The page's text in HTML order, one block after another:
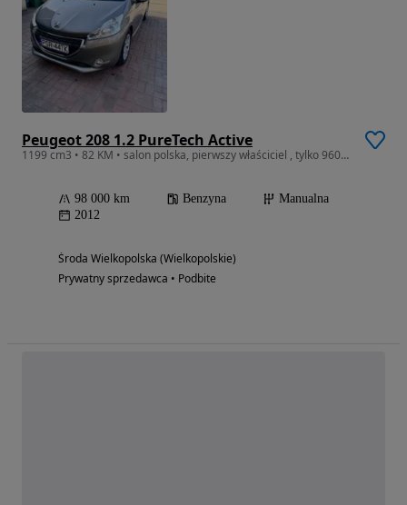
Peugeot 208 1.2 PureTech Active
1199 cm3 • 82 KM • salon polska, pierwszy właściciel , tylko 96000 km
98 000 km Benzyna
Manualna
2012
Środa Wielkopolska (Wielkopolskie)
Prywatny sprzedawca • Podbite